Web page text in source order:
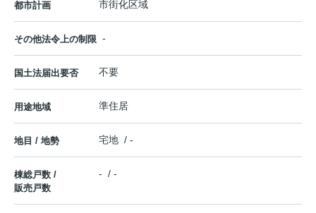
都市計画 市街化区域
その他法令上の制限 -
国土法届出要否 不要
用途地域 準住居
地目 / 地勢 宅地 / -
棟総戸数 /
販売戸数
- / -